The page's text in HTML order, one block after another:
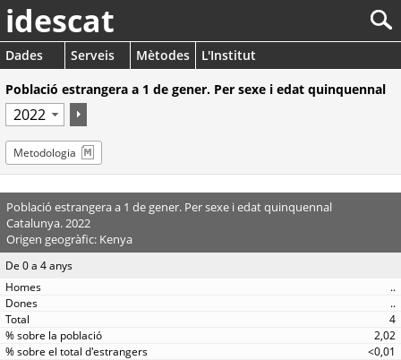
idescat
Dades Serveis Mètodes
L'Institut
Població estrangera a 1 de gener. Per sexe i edat quinquennal
Metodologia
Població estrangera a 1 de gener. Per sexe i edat quinquennal
Catalunya. 2022
Origen geogràfic: Kenya
De 0 a 4 anys
..
..
4
2,02
<0,01